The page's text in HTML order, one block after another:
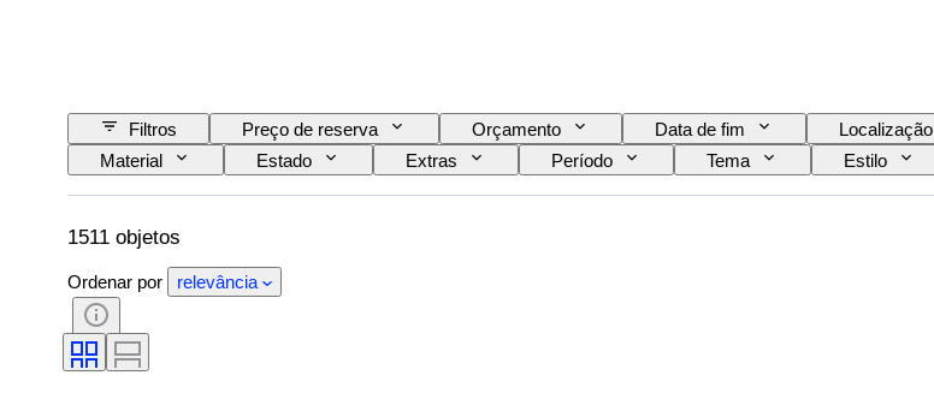
Filtros Preço de reserva Orçamento Data de fim Localização
Material
Estado Extras Período Tema Estilo
Fonte de alimentação
Empresa ferroviária Era Original/Réplica
1511 objetos
Ordenar por relevância